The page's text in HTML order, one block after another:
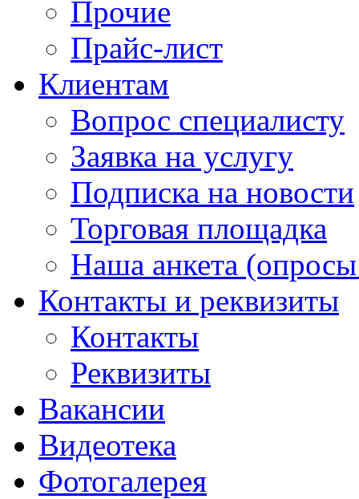
Прочие
Прайс-лист
Клиентам
Вопрос специалисту
Заявка на услугу
Подписка на новости
Торговая площадка
Наша анкета (опросы
Контакты и реквизиты
Контакты
Реквизиты
Вакансии
Видеотека
Фотогалерея